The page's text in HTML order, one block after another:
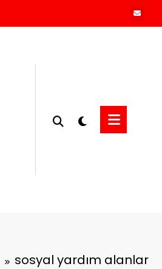
sosyal yardım alanlar